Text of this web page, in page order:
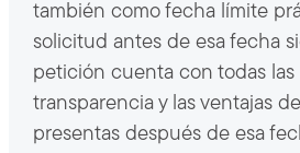
también como fecha límite
solicitud antes de esa fecha
petición cuenta con todas las
transparencia y las ventajas
presentas después de esa